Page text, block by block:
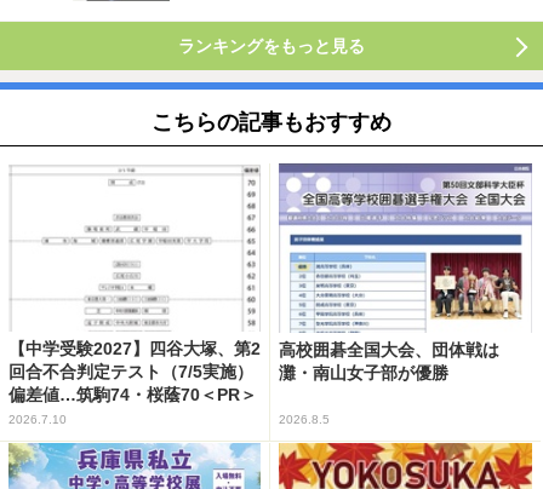
ランキングをもっと見る
こちらの記事もおすすめ
【中学受験2027】四谷大塚、第2
回合不合判定テスト（7/5実施）
偏差値…筑駒74・桜蔭70＜PR＞
2026.7.10
高校囲碁全国大会、団体戦は
灘・南山女子部が優勝
2026.8.5